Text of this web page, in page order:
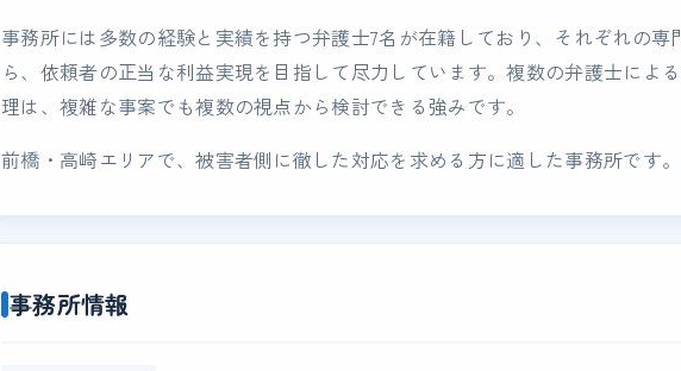
事務所には多数の経験と実績を持つ弁護士7名が在籍しており、それぞれの専
ら、依頼者の正当な利益実現を目指して尽力しています。複数の弁護士によ
理は、複雑な事案でも複数の視点から検討できる強みです。
前橋・高崎エリアで、被害者側に徹した対応を求める方に適した事務所です。
事務所情報